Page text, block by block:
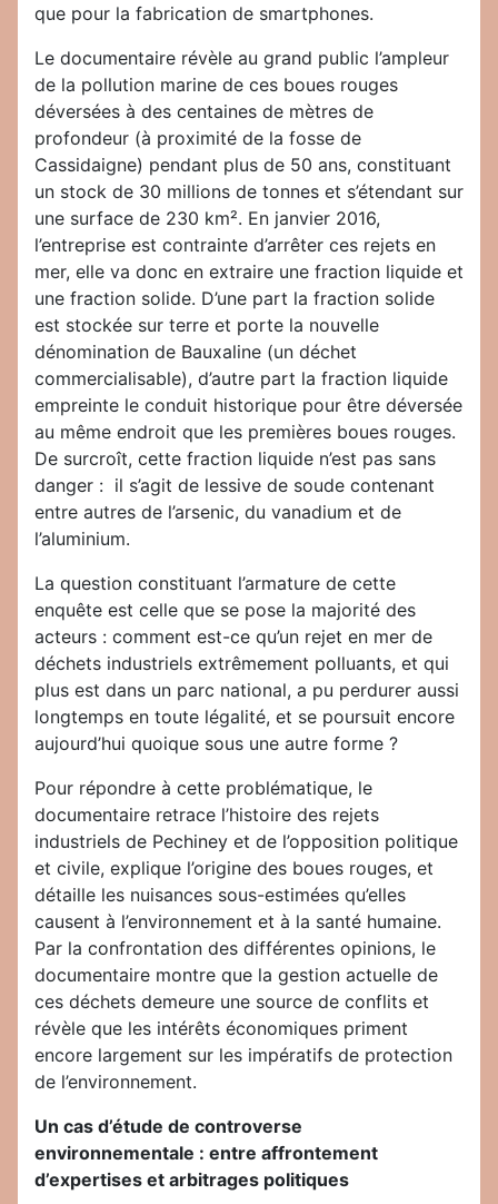
que pour la fabrication de smartphones.
Le documentaire révèle au grand public l’ampleur
de la pollution marine de ces boues rouges
déversées à des centaines de mètres de
profondeur (à proximité de la fosse de
Cassidaigne) pendant plus de 50 ans, constituant
un stock de 30 millions de tonnes et s’étendant sur
une surface de 230 km². En janvier 2016,
l’entreprise est contrainte d’arrêter ces rejets en
mer, elle va donc en extraire une fraction liquide et
une fraction solide. D’une part la fraction solide
est stockée sur terre et porte la nouvelle
dénomination de Bauxaline (un déchet
commercialisable), d’autre part la fraction liquide
empreinte le conduit historique pour être déversée
au même endroit que les premières boues rouges.
De surcroît, cette fraction liquide n’est pas sans
danger : il s’agit de lessive de soude contenant
entre autres de l’arsenic, du vanadium et de
l’aluminium.
La question constituant l’armature de cette
enquête est celle que se pose la majorité des
acteurs : comment est-ce qu’un rejet en mer de
déchets industriels extrêmement polluants, et qui
plus est dans un parc national, a pu perdurer aussi
longtemps en toute légalité, et se poursuit encore
aujourd’hui quoique sous une autre forme ?
Pour répondre à cette problématique, le
documentaire retrace l’histoire des rejets
industriels de Pechiney et de l’opposition politique
et civile, explique l’origine des boues rouges, et
détaille les nuisances sous-estimées qu’elles
causent à l’environnement et à la santé humaine.
Par la confrontation des différentes opinions, le
documentaire montre que la gestion actuelle de
ces déchets demeure une source de conflits et
révèle que les intérêts économiques priment
encore largement sur les impératifs de protection
de l’environnement.
Un cas d’étude de controverse
environnementale : entre affrontement
d’expertises et arbitrages politiques